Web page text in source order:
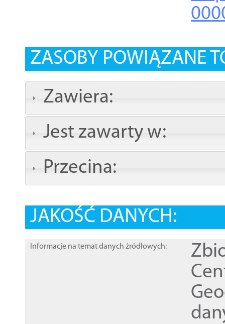
ZASOBY POWIĄZANE
Zawiera:
Jest zawarty w:
Przecina:
JAKOŚĆ DANYCH:
Informacje na temat danych źródłowych: